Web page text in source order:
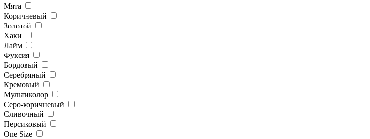
Мята
Коричневый
Золотой
Хаки
Лайм
Фуксия
Бордовый
Серебряный
Кремовый
Мультиколор
Серо-коричневый
Сливочный
Персиковый
One Size